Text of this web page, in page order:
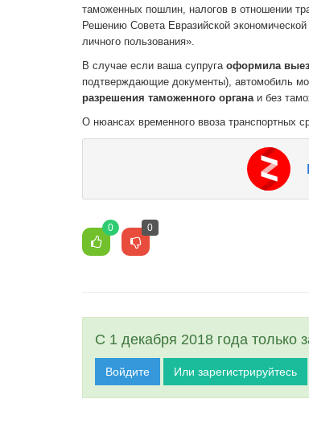
таможенных пошлин, налогов в отношении
Решению Совета Евразийской
личного пользования».
В случае если ваша супруга оформила
подтверждающие документы), автомобиль
разрешения таможенного органа и без
О нюансах временного ввоза транспортных
0 0
С 1 декабря 2018 года только
Войдите Или зарегистрируйтесь